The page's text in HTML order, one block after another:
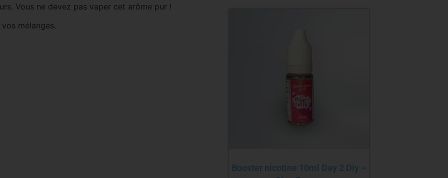
Vous ne devez pas vaper cet arôme pur !
mélanges.
Booster nicotine 10ml Day 2 Diy –